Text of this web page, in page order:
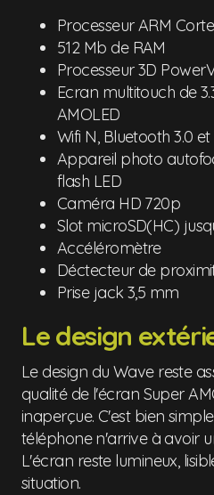
Processeur ARM
512 Mb de RAM
Processeur 3D
Ecran multitouch de
AMOLED
Wifi N, Bluetooth 3.0 et
Appareil photo
flash LED
Caméra HD 720p
Slot microSD(HC)
Accéléromètre
Déctecteur de
Prise jack 3,5 mm
Le design
Le design du Wave reste
qualité de l'écran Super
inaperçue. C'est bien
téléphone n'arrive à avoir
L'écran reste lumineux,
situation.